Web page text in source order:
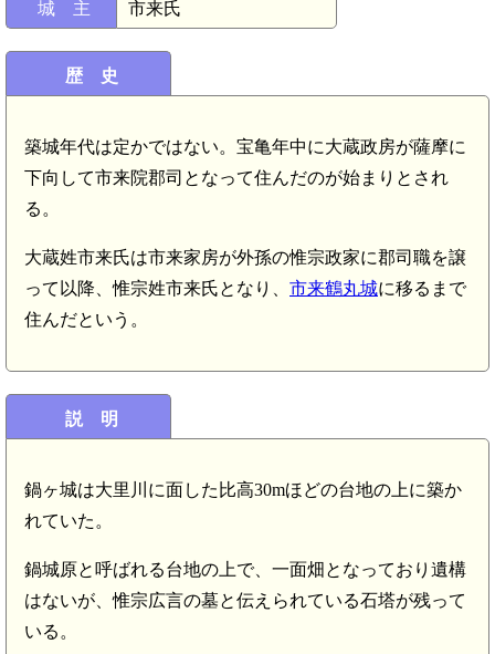
城 主 市来氏
歴 史
築城年代は定かではない。宝亀年中に大蔵政房が薩摩に
下向して市来院郡司となって住んだのが始まりとされ
る。
大蔵姓市来氏は市来家房が外孫の惟宗政家に郡司職を譲
って以降、惟宗姓市来氏となり、 市来鶴丸城に移るまで
住んだという。
説 明
鍋ヶ城は大里川に面した比高30mほどの台地の上に築か
れていた。
鍋城原と呼ばれる台地の上で、一面畑となっており遺構
はないが、惟宗広言の墓と伝えられている石塔が残って
いる。